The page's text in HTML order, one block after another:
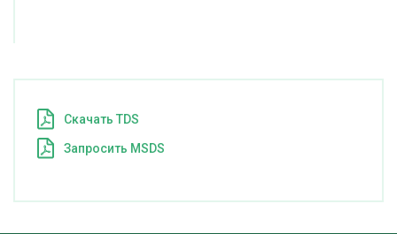
Cкачать TDS
Запросить MSDS